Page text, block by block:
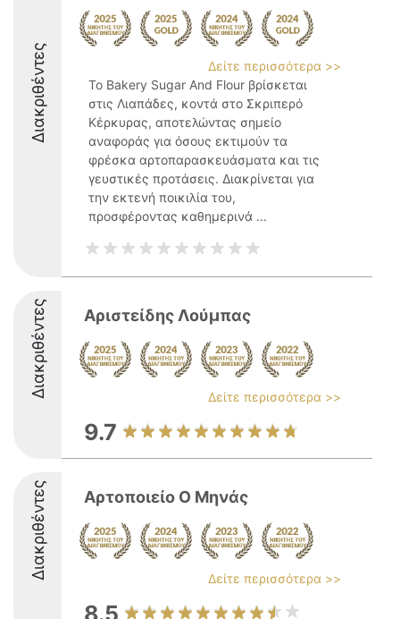
Διακριθέντες
Δείτε περισσότερα >>
Το Bakery Sugar And Flour βρίσκεται
στις Λιαπάδες, κοντά στο Σκριπερό
Κέρκυρας, αποτελώντας σημείο
αναφοράς για όσους εκτιμούν τα
φρέσκα αρτοπαρασκευάσματα και τις
γευστικές προτάσεις. Διακρίνεται για
την εκτενή ποικιλία του,
προσφέροντας καθημερινά ...
Διακριθέντες Αριστείδης Λούμπας
Δείτε περισσότερα >>
9.7
Διακριθέντες Αρτοποιείο Ο Μηνάς
Δείτε περισσότερα >>
8.5